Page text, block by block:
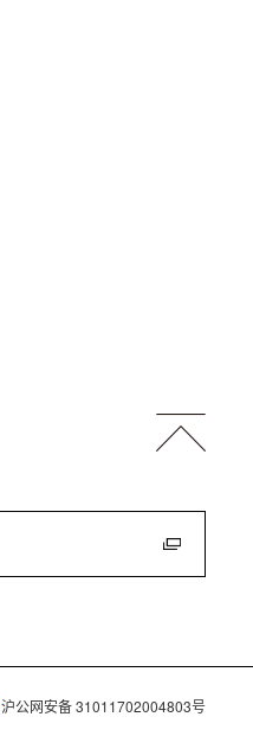
沪公网安备 31011702004803号